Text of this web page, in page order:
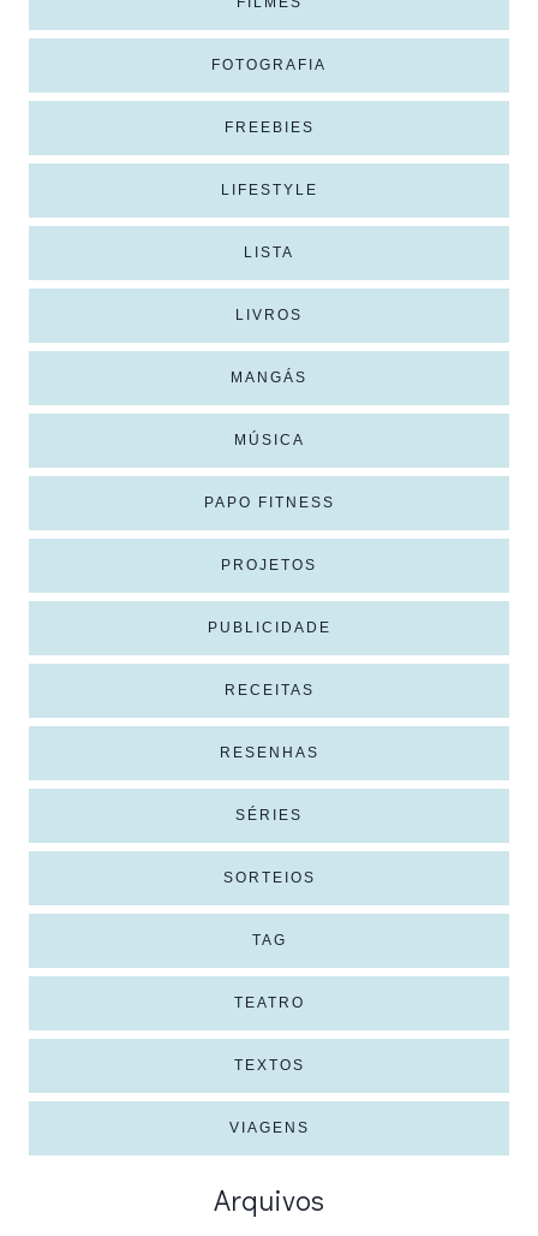
FOTOGRAFIA
FREEBIES
LIFESTYLE
LISTA
LIVROS
MANGÁS
MÚSICA
PAPO FITNESS
PROJETOS
PUBLICIDADE
RECEITAS
RESENHAS
SÉRIES
SORTEIOS
TAG
TEATRO
TEXTOS
VIAGENS
Arquivos